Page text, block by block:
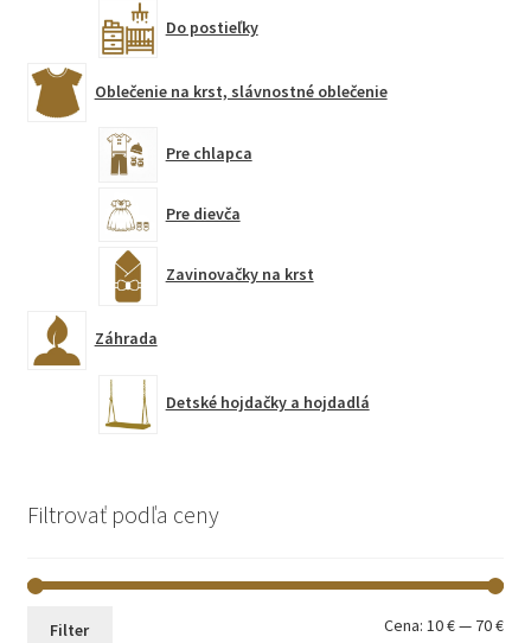
Do postieľky
Oblečenie na krst, slávnostné oblečenie
Pre chlapca
Pre dievča
Zavinovačky na krst
Záhrada
Detské hojdačky a hojdadlá
Filtrovať podľa ceny
Filter Cena:10 €— 70 €